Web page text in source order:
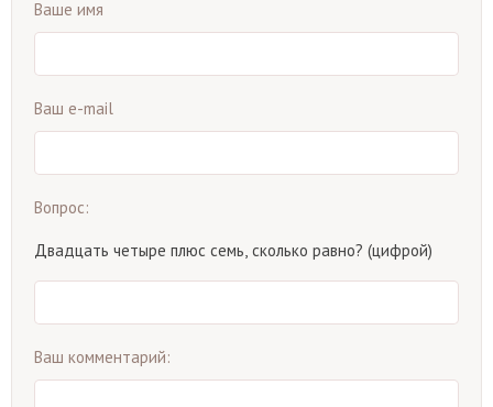
Ваше имя
Ваш e-mail
Вопрос:
Двадцать четыре плюс семь, сколько равно? (цифрой)
Ваш комментарий: